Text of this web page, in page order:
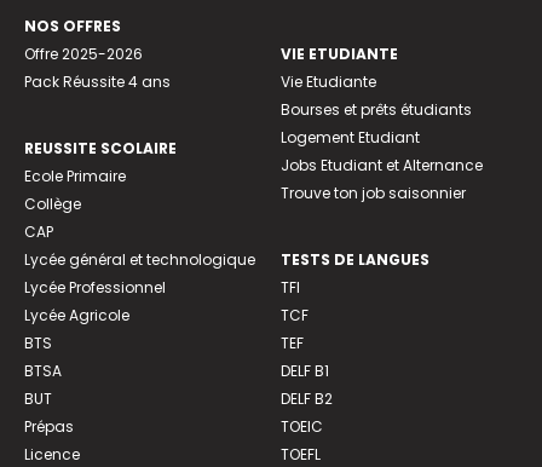
NOS OFFRES
Offre 2025-2026
Pack Réussite 4 ans
REUSSITE SCOLAIRE
Ecole Primaire
Collège
CAP
Lycée général et technologique
Lycée Professionnel
Lycée Agricole
BTS
BTSA
BUT
Prépas
Licence
VIE ETUDIANTE
Vie Etudiante
Bourses et prêts étudiants
Logement Etudiant
Jobs Etudiant et Alternance
Trouve ton job saisonnier
TESTS DE LANGUES
TFI
TCF
TEF
DELF B1
DELF B2
TOEIC
TOEFL